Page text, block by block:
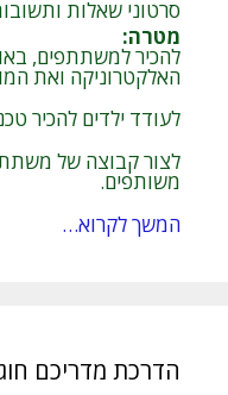
סרטוני שאלות
מטרה:
להכיר למשתתפים,
האלקטרוניקה ואת
לעודד ילדים להכיר
לצור קבוצה של
משותפים.
המשך לקרוא…
הדרכת מדריכם